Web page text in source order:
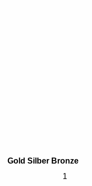
Gold Silber Bronze
1